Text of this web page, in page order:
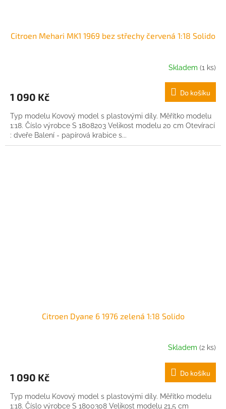
Citroen Mehari MK1 1969 bez střechy červená 1:18 Solido
Skladem (1 ks)
1 090 Kč Do košíku
Typ modelu Kovový model s plastovými díly. Měřítko modelu
1:18. Číslo výrobce S 1808203 Velikost modelu 20 cm Otevírací
: dveře Balení - papírová krabice s...
Citroen Dyane 6 1976 zelená 1:18 Solido
Skladem (2 ks)
1 090 Kč Do košíku
Typ modelu Kovový model s plastovými díly. Měřítko modelu
1:18. Číslo výrobce S 1800308 Velikost modelu 21,5 cm